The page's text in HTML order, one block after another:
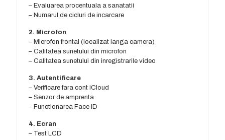
– Evaluarea procentuala a sanatatii
– Numarul de cicluri de incarcare
2. Microfon
– Microfon frontal (localizat langa camera)
– Calitatea sunetului din microfon
– Calitatea sunetului din inregistrarile video
3. Autentificare
– Verificare fara cont iCloud
– Senzor de amprenta
– Functionarea Face ID
4. Ecran
– Test LCD